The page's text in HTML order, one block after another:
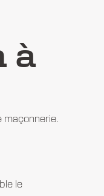
à
maçonnerie.
le